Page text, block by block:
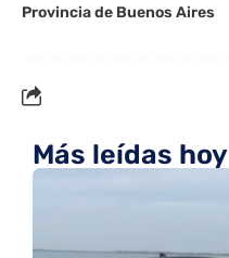
Provincia de Buenos Aires
Más leídas hoy